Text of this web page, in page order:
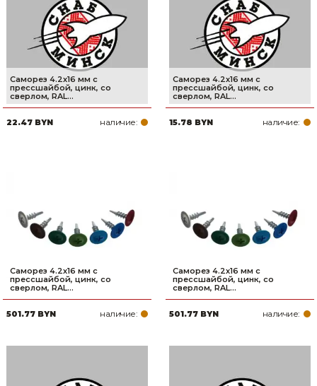
Саморез 4.2х16 мм с
прессшайбой, цинк, со
сверлом, RAL...
22.47 BYN наличие:
Саморез 4.2х16 мм с
прессшайбой, цинк, со
сверлом, RAL...
15.78 BYN наличие:
Саморез 4.2х16 мм с
прессшайбой, цинк, со
сверлом, RAL...
501.77 BYN наличие:
Саморез 4.2х16 мм с
прессшайбой, цинк, со
сверлом, RAL...
501.77 BYN наличие: